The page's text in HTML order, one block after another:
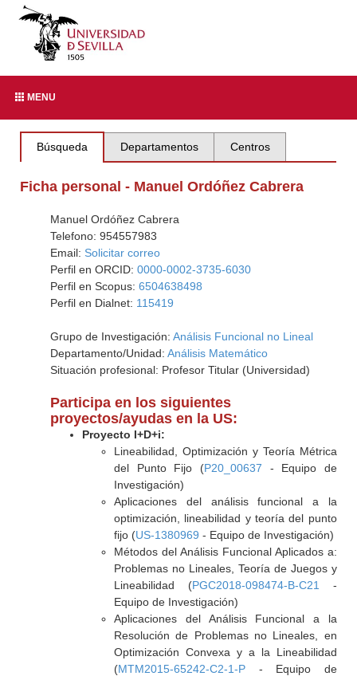
MENU
Búsqueda Departamentos Centros
Ficha personal - Manuel Ordóñez Cabrera
Manuel Ordóñez Cabrera
Telefono: 954557983
Email: Solicitar correo
Perfil en ORCID: 0000-0002-3735-6030
Perfil en Scopus: 6504638498
Perfil en Dialnet: 115419
Grupo de Investigación: Análisis Funcional no Lineal
Departamento/Unidad: Análisis Matemático
Situación profesional: Profesor Titular (Universidad)
Participa en los siguientes
proyectos/ayudas en la US:
Proyecto I+D+i:
Lineabilidad, Optimización y Teoría Métrica
del Punto Fijo (P20_00637 - Equipo de
Investigación)
Aplicaciones del análisis funcional a la
optimización, lineabilidad y teoría del punto
fijo (US-1380969 - Equipo de Investigación)
Métodos del Análisis Funcional Aplicados a:
Problemas no Lineales, Teoría de Juegos y
Lineabilidad (PGC2018-098474-B-C21
-
Equipo de Investigación)
Aplicaciones del Análisis Funcional a la
Resolución de Problemas no Lineales, en
Optimización Convexa y a la Lineabilidad
(MTM2015-65242-C2-1-P- Equipo de